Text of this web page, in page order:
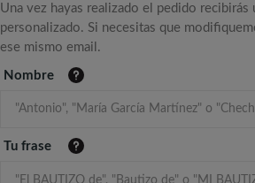
Una vez hayas realizado el pedido
personalizado. Si necesitas que
ese mismo email.
Nombre
Tu frase